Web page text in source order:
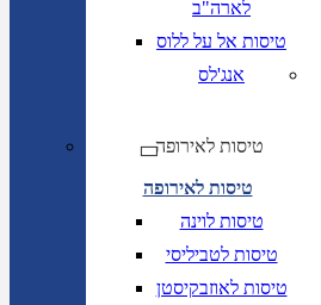
לארה"ב
טיסות אל על ללוס
אנג'לס
טיסות לאירופה
טיסות לאירופה
טיסות לוינה
טיסות לטביליסי
טיסות לאוזבקיסטן